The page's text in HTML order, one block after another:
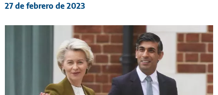
27 de febrero de 2023